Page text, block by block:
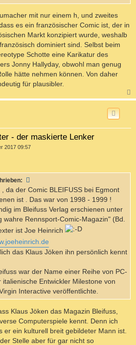
mit nur einem h, und zweites
es ein französischer Comic ist, der in
Markt konzipiert wurde, weshalb
dominiert sind. Selbst beim
Schotte eine Karikatur des
Jonny Hallyday, obwohl man genug
hätte nehmen können. Von daher
für plausibler.
a
- der maskierte Lenker
2017 09:57
da der Comic BLEIFUSS bei Egmont
ist . Das war von 1998 - 1999 !
im Bleifuss Verlag erschienen unter
wahre Rennsport-Comic-Magazin" (Bd.
ist Joe Heinrich
das Klaus Jöken ihn persönlich kennt
war der Name einer Reihe von PC-
italienische Entwickler Milestone von
Interactive veröffentlichte.
Klaus Jöken das Magazin Bleifuss,
Computerspiele kennt. Denn ich
er ein kulturell breit gebildeter Mann ist.
Stelle aber für gar nicht so